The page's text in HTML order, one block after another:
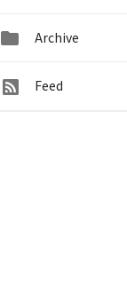
 Archive
Feed